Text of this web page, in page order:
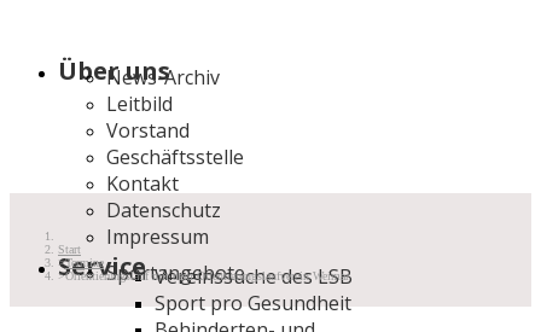
Über uns
News-Archiv
Leitbild
Vorstand
Geschäftsstelle
Kontakt
Datenschutz
Impressum
ServiceSportangebote
Vereinssuche des LSB
Sport pro Gesundheit
Start
Termine
Orientierungslauf mit dem Orientierungslaufverein Weimar